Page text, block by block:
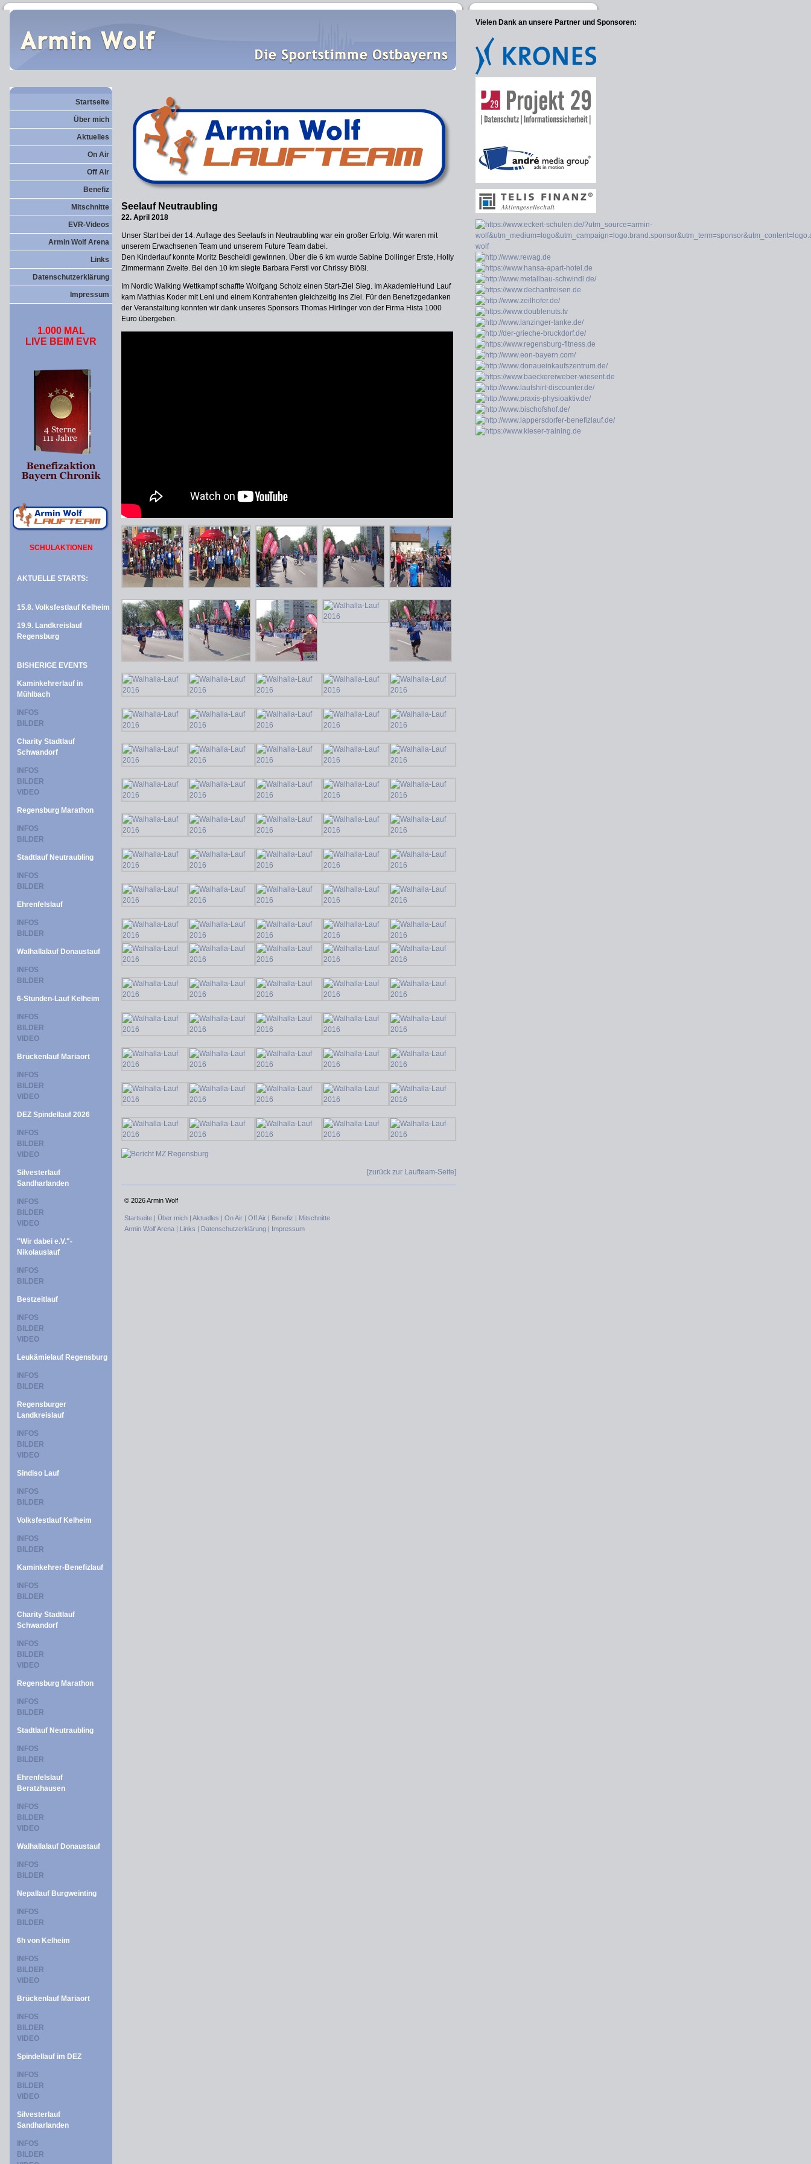
Startseite
Über mich
Aktuelles
On Air
Off Air
Benefiz
Mitschnitte
EVR-Videos
Armin Wolf Arena
Links
Datenschutzerklärung
Impressum
1.000 MAL
LIVE BEIM EVR
SCHULAKTIONEN
AKTUELLE STARTS:
15.8. Volksfestlauf Kelheim
19.9. Landkreislauf
Regensburg
BISHERIGE EVENTS
Kaminkehrerlauf in
Mühlbach
INFOS
BILDER
Charity Stadtlauf
Schwandorf
INFOS
BILDER
VIDEO
Regensburg Marathon
INFOS
BILDER
Stadtlauf Neutraubling
INFOS
BILDER
Ehrenfelslauf
INFOS
BILDER
Walhallalauf Donaustauf
INFOS
BILDER
6-Stunden-Lauf Kelheim
INFOS
BILDER
VIDEO
Brückenlauf Mariaort
INFOS
BILDER
VIDEO
DEZ Spindellauf 2026
INFOS
BILDER
VIDEO
Silvesterlauf
Sandharlanden
INFOS
BILDER
VIDEO
"Wir dabei e.V."-
Nikolauslauf
INFOS
BILDER
Bestzeitlauf
INFOS
BILDER
VIDEO
Leukämielauf Regensburg
INFOS
BILDER
Regensburger
Landkreislauf
INFOS
BILDER
VIDEO
Sindiso Lauf
INFOS
BILDER
Volksfestlauf Kelheim
INFOS
BILDER
Kaminkehrer-Benefizlauf
INFOS
BILDER
Charity Stadtlauf
Schwandorf
INFOS
BILDER
VIDEO
Regensburg Marathon
INFOS
BILDER
Stadtlauf Neutraubling
INFOS
BILDER
Ehrenfelslauf
Beratzhausen
INFOS
BILDER
VIDEO
Walhallalauf Donaustauf
INFOS
BILDER
Nepallauf Burgweinting
INFOS
BILDER
6h von Kelheim
INFOS
BILDER
VIDEO
Brückenlauf Mariaort
INFOS
BILDER
VIDEO
Spindellauf im DEZ
INFOS
BILDER
VIDEO
Silvesterlauf
Sandharlanden
INFOS
BILDER
Seelauf Neutraubling
22. April 2018
Unser Start bei der 14. Auflage des Seelaufs in Neutraubling war ein großer Erfolg. Wir waren mit
unserem Erwachsenen Team und unserem Future Team dabei.
Den Kinderlauf konnte Moritz Bescheidl gewinnen. Über die 6 km wurde Sabine Dollinger Erste, Holly
Zimmermann Zweite. Bei den 10 km siegte Barbara Ferstl vor Chrissy Blößl.
Im Nordic Walking Wettkampf schaffte Wolfgang Scholz einen Start-Ziel Sieg. Im AkademieHund Lauf
kam Matthias Koder mit Leni und einem Kontrahenten gleichzeitig ins Ziel. Für den Benefizgedanken
der Veranstaltung konnten wir dank unseres Sponsors Thomas Hirlinger von der Firma Hista 1000
Euro übergeben.
[zurück zur Laufteam-Seite]
© 2026 Armin Wolf
Startseite | Über mich | Aktuelles | On Air | Off Air | Benefiz | Mitschnitte
Armin Wolf Arena | Links | Datenschutzerklärung | Impressum
Vielen Dank an unsere Partner und Sponsoren: